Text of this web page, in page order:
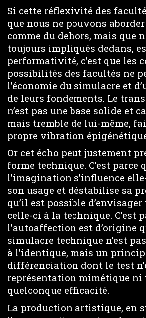
Si cette réflexivité des
que nous ne pouvons
comme du dehors, mais que
toujours impliqués dedans,
performativité, c’est que les
possibilités des facultés ne
l’économie du simulacre et
de leurs fondements. Le
n’est pas une base solide et
mais tremble de lui-même,
propre vibration
Or cet écho peut justement
forme technique. C’est parce
l’imagination s’influence
son usage et déstabilise sa
qu’il est possible d’envisager
celle-ci à la technique. C’est
l’autoaffection est d’origine
simulacre technique n’est
à l’identique, mais un
différenciation dont le test
représentation mimétique ni
quelconque efficacité.
La production artistique, en